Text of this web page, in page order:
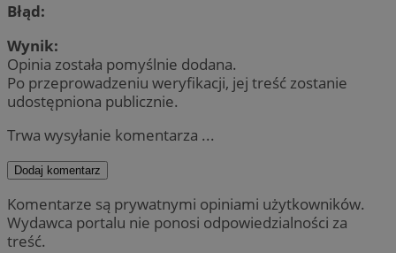
Błąd:
Wynik:
Opinia została pomyślnie dodana.
Po przeprowadzeniu weryfikacji, jej treść zostanie
udostępniona publicznie.
Trwa wysyłanie komentarza ...
Dodaj komentarz
Komentarze są prywatnymi opiniami użytkowników.
Wydawca portalu nie ponosi odpowiedzialności za
treść.